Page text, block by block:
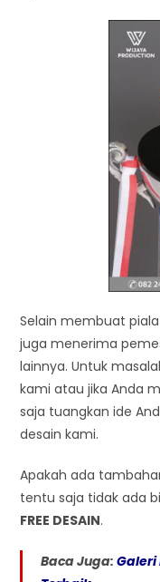
Selain membuat
juga menerima
lainnya. Untuk
kami atau jika Anda
saja tuangkan ide
desain kami.
Apakah ada
tentu saja tidak ada
FREE DESAIN.
Baca Juga:Galeri